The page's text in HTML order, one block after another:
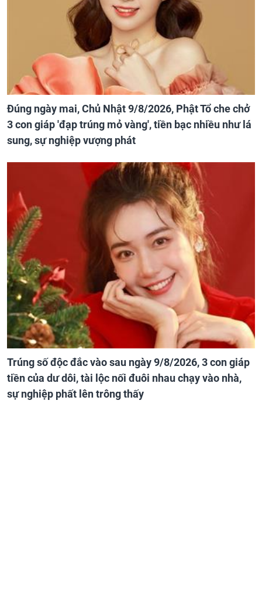
Đúng ngày mai, Chủ Nhật 9/8/2026, Phật Tổ che chở
3 con giáp 'đạp trúng mỏ vàng', tiền bạc nhiều như lá
sung, sự nghiệp vượng phát
Trúng số độc đắc vào sau ngày 9/8/2026, 3 con giáp
tiền của dư dôi, tài lộc nối đuôi nhau chạy vào nhà,
sự nghiệp phất lên trông thấy